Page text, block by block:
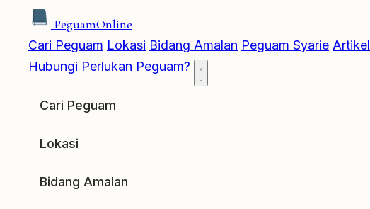
PeguamOnline
Cari Peguam Lokasi Bidang Amalan Peguam Syarie Artikel
Hubungi Perlukan Peguam?
Cari Peguam
Lokasi
Bidang Amalan